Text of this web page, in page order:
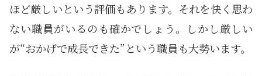
ほど厳しいという評価もあります。それを快く思わ
ない職員がいるのも確かでしょう。しかし厳しい
が“おかげで成長できた”という職員も大勢います。